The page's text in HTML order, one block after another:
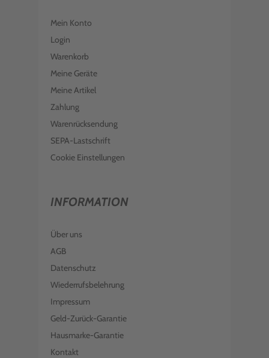
Mein Konto
Login
Warenkorb
Meine Geräte
Meine Artikel
Zahlung
Warenrücksendung
SEPA-Lastschrift
Cookie Einstellungen
INFORMATION
Über uns
AGB
Datenschutz
Wiederrufsbelehrung
Impressum
Geld-Zurück-Garantie
Hausmarke-Garantie
Kontakt